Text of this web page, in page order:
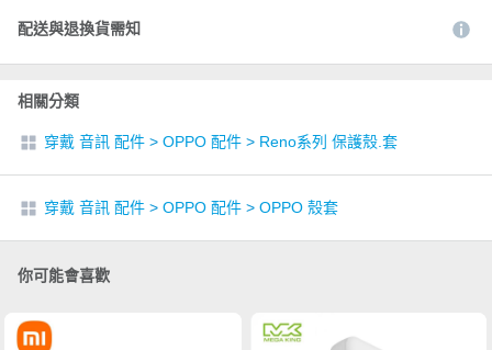
配送與退換貨需知
相關分類
穿戴 音訊 配件 > OPPO 配件 > Reno系列 保護殼.套
穿戴 音訊 配件 > OPPO 配件 > OPPO 殼套
你可能會喜歡